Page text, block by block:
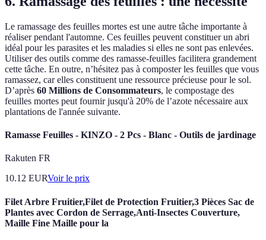
Le ramassage des feuilles mortes est une autre tâche importante à
réaliser pendant l'automne. Ces feuilles peuvent constituer un abri
idéal pour les parasites et les maladies si elles ne sont pas enlevées.
Utiliser des outils comme des ramasse-feuilles facilitera grandement
cette tâche. En outre, n’hésitez pas à composter les feuilles que vous
ramassez, car elles constituent une ressource précieuse pour le sol.
D’après 60 Millions de Consommateurs, le compostage des
feuilles mortes peut fournir jusqu'à 20% de l’azote nécessaire aux
plantations de l'année suivante.
Ramasse Feuilles - KINZO - 2 Pcs - Blanc - Outils de jardinage
Rakuten FR
10.12 EURVoir le prix
Filet Arbre Fruitier,Filet de Protection Fruitier,3 Pièces Sac de
Plantes avec Cordon de Serrage,Anti-Insectes Couverture,
Maille Fine Maille pour la